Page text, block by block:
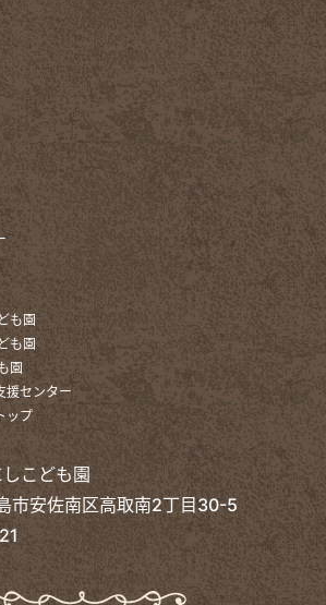
も園
も園
園
援センター
ップ
こども園
安佐南区高取南2丁目30-5